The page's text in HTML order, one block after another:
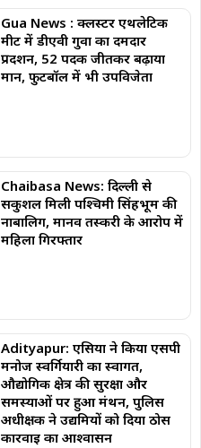
Gua News : क्लस्टर एथलेटिक
मीट में डीएवी गुवा का दमदार
प्रदर्शन, 52 पदक जीतकर बढ़ाया
मान, फुटबॉल में भी उपविजेता
Chaibasa News: दिल्ली से
सकुशल मिली पश्चिमी सिंहभूम की
नाबालिग, मानव तस्करी के आरोप में
महिला गिरफ्तार
Adityapur: एसिया ने किया एसपी
मनोज स्वर्गियारी का स्वागत,
औद्योगिक क्षेत्र की सुरक्षा और
समस्याओं पर हुआ मंथन, पुलिस
अधीक्षक ने उद्यमियों को दिया ठोस
कार्रवाई का आश्वासन